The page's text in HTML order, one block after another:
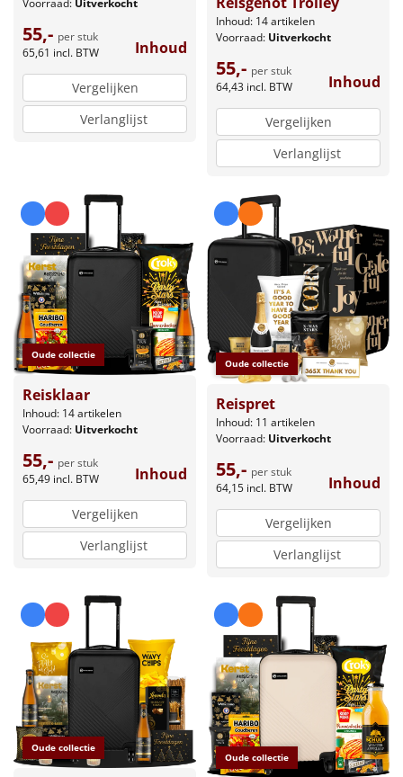
Voorraad: Uitverkocht
55,- per stuk
65,61 incl. BTW Inhoud
Vergelijken
Verlanglijst
Inhoud: 14 artikelen
Voorraad: Uitverkocht
55,- per stuk
64,43 incl. BTW Inhoud
Vergelijken
Verlanglijst
Oude collectie
Reisklaar
Inhoud: 14 artikelen
Voorraad: Uitverkocht
55,- per stuk
65,49 incl. BTW Inhoud
Vergelijken
Verlanglijst
Oude collectie
Reispret
Inhoud: 11 artikelen
Voorraad: Uitverkocht
55,- per stuk
64,15 incl. BTW Inhoud
Vergelijken
Verlanglijst
Oude collectie
Oude collectie